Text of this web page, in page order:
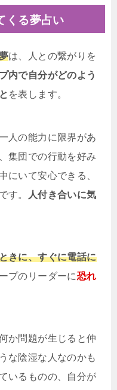
くる夢占い
は、人との繋がりを
内で自分がどのよう
を表します。
人の能力に限界があ
集団での行動を好み
にいて安心できる、
す。
人付き合いに気
きに、すぐに電話に
プのリーダーに恐れ
か問題が生じると仲
な陰湿な人なのかも
いるものの、自分が